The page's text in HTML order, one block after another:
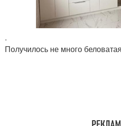
.
Получилось не много